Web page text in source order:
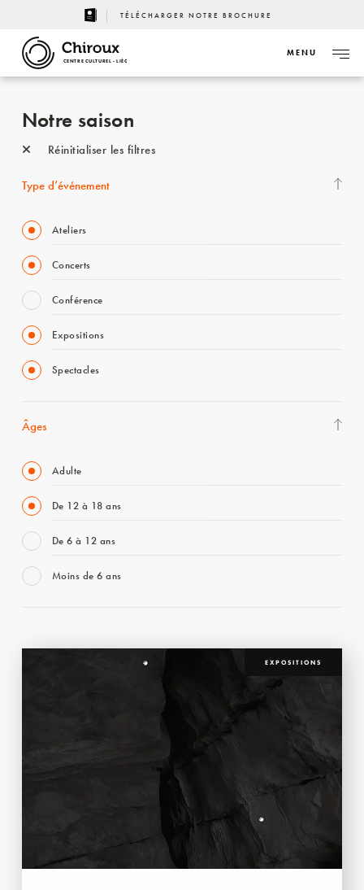
TÉLÉCHARGER NOTRE BROCHURE
CENTRE CULTUREL - LIÈGE
MENU
Notre saison
Réinitialiser les filtres
Type d’événement
Ateliers
Concerts
Conférence
Expositions
Spectacles
Âges
Adulte
De 12 à 18 ans
De 6 à 12 ans
Moins de 6 ans
EXPOSITIONS